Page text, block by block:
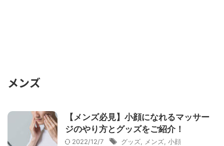
メンズ
【メンズ必見】小顔になれるマッサー
ジのやり方とグッズをご紹介！
2022/12/7 グッズ メンズ 小顔